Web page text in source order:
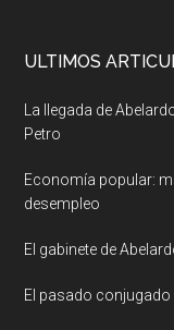
ULTIMOS
La llegada de
Petro
Economía popular:
desempleo
El gabinete de
El pasado conjugado